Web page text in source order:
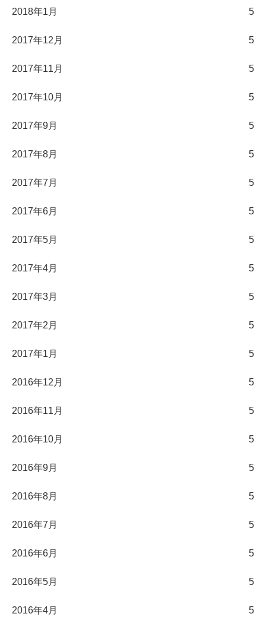
2018年1月 5
2017年12月 5
2017年11月 5
2017年10月 5
2017年9月 5
2017年8月 5
2017年7月 5
2017年6月 5
2017年5月 5
2017年4月 5
2017年3月 5
2017年2月 5
2017年1月 5
2016年12月 5
2016年11月 5
2016年10月 5
2016年9月 5
2016年8月 5
2016年7月 5
2016年6月 5
2016年5月 5
2016年4月 5